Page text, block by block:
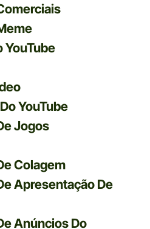
YouTube
YouTube
Jogos
Colagem
Apresentação De
Anúncios Do